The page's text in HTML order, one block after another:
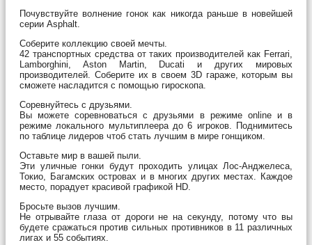
Почувствуйте волнение гонок как никогда раньше в новейшей
серии Asphalt.
Соберите коллекцию своей мечты.
42 транспортных средства от таких производителей как Ferrari,
Lamborghini, Aston Martin, Ducati и других мировых
производителей. Соберите их в своем 3D гараже, которым вы
сможете насладится с помощью гироскопа.
Соревнуйтесь с друзьями.
Вы можете соревноваться с друзьями в режиме online и в
режиме локального мультиплеера до 6 игроков. Поднимитесь
по таблице лидеров чтоб стать лучшим в мире гонщиком.
Оставьте мир в вашей пыли
Эти уличные гонки будут проходить улицах Лос-Анджелеса,
Токио, Багамских островах и в многих других местах. Каждое
место, порадует красивой графикой HD.
Бросьте вызов лучшим.
Не отрывайте глаза от дороги не на секунду, потому что вы
будете сражаться против сильных противников в 11 различных
лигах и 55 событиях.